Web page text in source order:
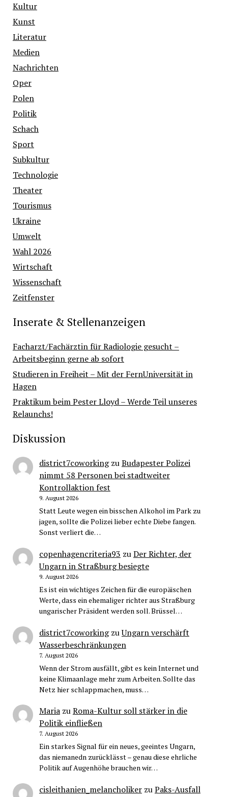
Kultur
Kunst
Literatur
Medien
Nachrichten
Oper
Polen
Politik
Schach
Sport
Subkultur
Technologie
Theater
Tourismus
Ukraine
Umwelt
Wahl 2026
Wirtschaft
Wissenschaft
Zeitfenster
Inserate & Stellenanzeigen
Facharzt/Fachärztin für Radiologie gesucht –
Arbeitsbeginn gerne ab sofort
Studieren in Freiheit – Mit der FernUniversität in
Hagen
Praktikum beim Pester Lloyd – Werde Teil unseres
Relaunchs!
Diskussion
district7coworkingzuBudapester Polizei
nimmt 58 Personen bei stadtweiter
Kontrollaktion fest
9. August 2026
Statt Leute wegen ein bisschen Alkohol im Park zu
jagen, sollte die Polizei lieber echte Diebe fangen.
Sonst verliert die…
copenhagencriteria93 zuDer Richter, der
Ungarn in Straßburg besiegte
9. August 2026
Es ist ein wichtiges Zeichen für die europäischen
Werte, dass ein ehemaliger richter aus Straßburg
ungarischer Präsident werden soll. Brüssel…
district7coworkingzuUngarn verschärft
Wasserbeschränkungen
7. August 2026
Wenn der Strom ausfällt, gibt es kein Internet und
keine Klimaanlage mehr zum Arbeiten. Sollte das
Netz hier schlappmachen, muss…
MariazuRoma-Kultur soll stärker in die
Politik einfließen
7. August 2026
Ein starkes Signal für ein neues, geeintes Ungarn,
das niemanedn zurücklässt – genau diese ehrliche
Politik auf Augenhöhe brauchen wir…
cisleithanien_melancholikerzuPaks-Ausfall